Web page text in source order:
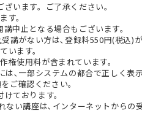
います。ご了承ください。
す。
中止となる場合もございます。
講がない方は､登録料550円(税込)
います。
権使用料が含まれています。
は､一部システムの都合で正しく表
ご確認ください。
ております。
ない講座は､インターネットからの